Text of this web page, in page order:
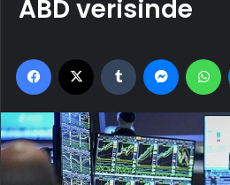
ABD verisinde
Facebook Tumblr